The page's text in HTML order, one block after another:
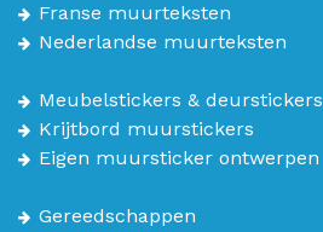
Franse muurteksten
Nederlandse muurteksten
Meubelstickers & deurstickers
Krijtbord muurstickers
Eigen muursticker ontwerpen
Gereedschappen